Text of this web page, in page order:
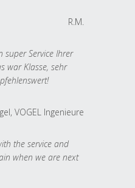
R.M.
super Service Ihrer
war Klasse, sehr
VOGEL Ingenieure
the service and
when we are next